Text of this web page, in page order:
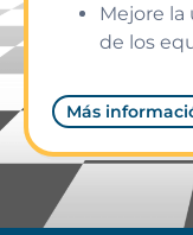
Mejore la
de los
Más